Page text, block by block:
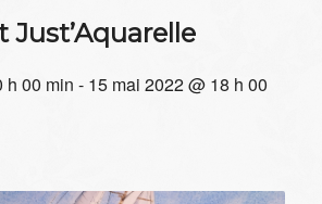
Just’Aquarelle
h 00 min - 15 mai 2022 @ 18 h 00